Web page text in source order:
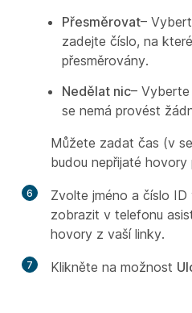
Přesměrovat–
zadejte číslo, na
přesměrovány.
Nedělat nic–
se nemá provést
Můžete zadat čas (v
budou nepřijaté hovory
6
Zvolte jméno a číslo
zobrazit v telefonu
hovory z vaší linky.
7 Klikněte na možnost